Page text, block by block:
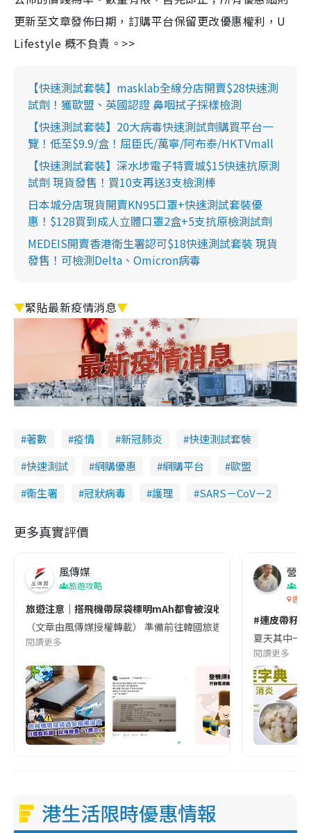
更新至文章發佈日期，訂購平台保留更改優惠權利，U
Lifestyle 概不負責。>>
【快速測試套裝】masklab全線分店開賣$28快速測
試劑！獲歐盟、英國認證 鼻咽拭子採樣檢測
【快速測試套裝】20大病毒快速測試劑購買平台一
覽！低至$9.9/盒！屈臣氏/萬寧/阿布泰/HKTVmall
【快速測試套裝】深水埗電子特賣城$15快速抗原測
試劑 現貨發售！買10支再送3支檢測棒
日本城分店現貨開賣KN95口罩+快速測試套裝優
惠！$128買到成人立體口罩2盒+5支抗原檢測試劑
MEDEIS開賣香港衛生署認可$18快速測試套裝 現貨
發售！可檢測Delta、Omicron病毒
▼緊貼最新疫情消息▼
著數 疫情 新冠肺炎
快速測試套裝
快速測試
網購優惠 網購平台
歐盟
衞生署
冠狀病毒 護理 SARS－CoV－2
更多真實評價
風傳媒
旅遊攻略
旅遊注意｜搭飛機帶尿袋標明mAh都會被沒收😱出發前切記檢查
（文章由風傳媒授權轉載） 準備前往韓國旅遊的民眾，近期要
閱讀更多
營養
香港
#連皮帶籽
夏天其中一
閱讀更多
港生活限時優惠情報